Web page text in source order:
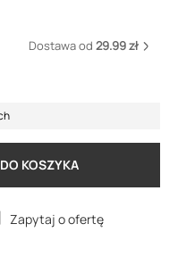
Dostawa od 29.99 zł
DO KOSZYKA
Zapytaj o ofertę